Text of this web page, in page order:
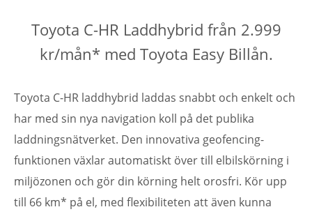
Toyota C-HR Laddhybrid från 2.999
kr/mån* med Toyota Easy Billån.
Toyota C-HR laddhybrid laddas snabbt och enkelt och
har med sin nya navigation koll på det publika
laddningsnätverket. Den innovativa geofencing-
funktionen växlar automatiskt över till elbilskörning i
miljözonen och gör din körning helt orosfri. Kör upp
till 66 km* på el, med flexibiliteten att även kunna